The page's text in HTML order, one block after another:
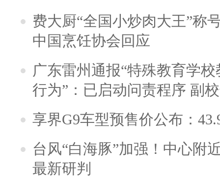
费大厨“全国小炒肉大王”称
中国烹饪协会回应
广东雷州通报“特殊教育学
行为”：已启动问责程序 副
享界G9车型预售价公布：
台风“白海豚”加强！中心附
最新研判